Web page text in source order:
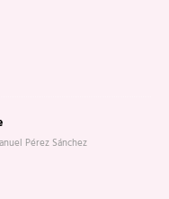
Pérez Sánchez